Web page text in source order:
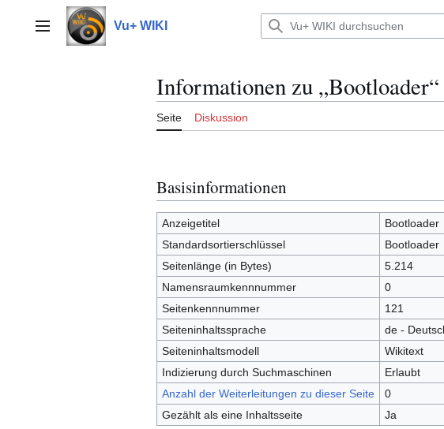
springenHauptmenü Vu+ WIKI
Informationen zu „Bootloader“
Seite Diskussion
Basisinformationen
Anzeigetitel
Bootloader
Standardsortierschlüssel
Bootloader
Seitenlänge (in Bytes)
5.214
Namensraumkennnummer
0
Seitenkennnummer
121
Seiteninhaltssprache
de -
Seiteninhaltsmodell
Wikitext
Indizierung durch Suchmaschinen
Erlaubt
Anzahl der Weiterleitungen zu dieser Seite
0
Gezählt als eine Inhaltsseite
Ja